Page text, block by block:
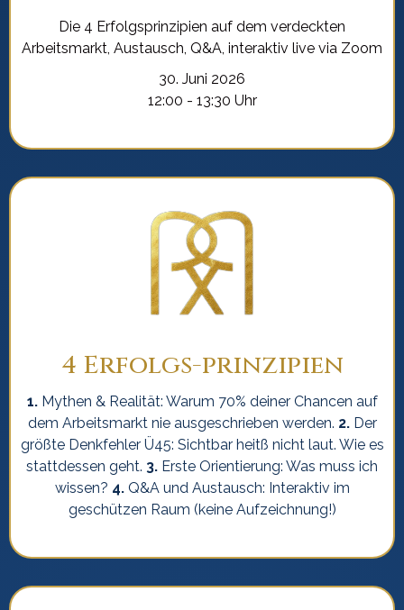
Die 4 Erfolgsprinzipien auf dem verdeckten
Arbeitsmarkt, Austausch, Q&A, interaktiv live via Zoom
30. Juni 2026
12:00 - 13:30 Uhr
4 Erfolgs-prinzipien
1.Mythen & Realität: Warum 70% deiner Chancen auf
dem Arbeitsmarkt nie ausgeschrieben werden. 2.Der
größte Denkfehler Ü45: Sichtbar heitß nicht laut. Wie es
stattdessen geht. 3. Erste Orientierung: Was muss ich
wissen? 4.Q&A und Austausch: Interaktiv im
geschützen Raum (keine Aufzeichnung!)